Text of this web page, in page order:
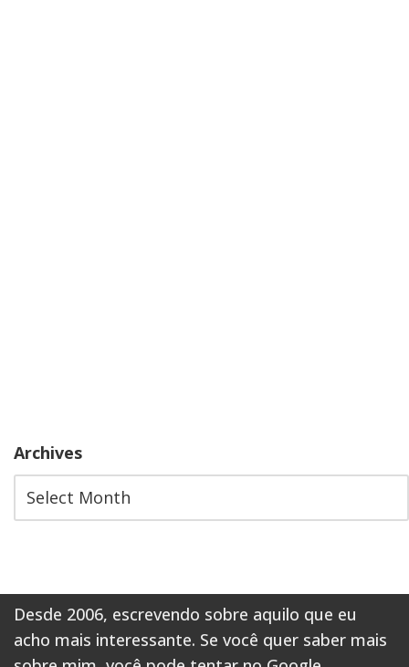
Archives
Desde 2006, escrevendo sobre aquilo que eu
acho mais interessante. Se você quer saber mais